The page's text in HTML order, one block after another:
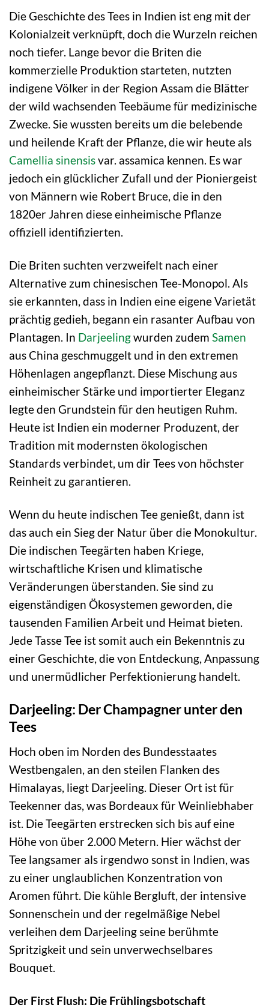
Die Geschichte des Tees in Indien ist eng mit der
Kolonialzeit verknüpft, doch die Wurzeln reichen
noch tiefer. Lange bevor die Briten die
kommerzielle Produktion starteten, nutzten
indigene Völker in der Region Assam die Blätter
der wild wachsenden Teebäume für medizinische
Zwecke. Sie wussten bereits um die belebende
und heilende Kraft der Pflanze, die wir heute als
Camellia sinensisvar. assamica kennen. Es war
jedoch ein glücklicher Zufall und der Pioniergeist
von Männern wie Robert Bruce, die in den
1820er Jahren diese einheimische Pflanze
offiziell identifizierten.
Die Briten suchten verzweifelt nach einer
Alternative zum chinesischen Tee-Monopol. Als
sie erkannten, dass in Indien eine eigene Varietät
prächtig gedieh, begann ein rasanter Aufbau von
Plantagen. In Darjeelingwurden zudem Samen
aus China geschmuggelt und in den extremen
Höhenlagen angepflanzt. Diese Mischung aus
einheimischer Stärke und importierter Eleganz
legte den Grundstein für den heutigen Ruhm.
Heute ist Indien ein moderner Produzent, der
Tradition mit modernsten ökologischen
Standards verbindet, um dir Tees von höchster
Reinheit zu garantieren.
Wenn du heute indischen Tee genießt, dann ist
das auch ein Sieg der Natur über die Monokultur.
Die indischen Teegärten haben Kriege,
wirtschaftliche Krisen und klimatische
Veränderungen überstanden. Sie sind zu
eigenständigen Ökosystemen geworden, die
tausenden Familien Arbeit und Heimat bieten.
Jede Tasse Tee ist somit auch ein Bekenntnis zu
einer Geschichte, die von Entdeckung, Anpassung
und unermüdlicher Perfektionierung handelt.
Darjeeling: Der Champagner unter den
Tees
Hoch oben im Norden des Bundesstaates
Westbengalen, an den steilen Flanken des
Himalayas, liegt Darjeeling. Dieser Ort ist für
Teekenner das, was Bordeaux für Weinliebhaber
ist. Die Teegärten erstrecken sich bis auf eine
Höhe von über 2.000 Metern. Hier wächst der
Tee langsamer als irgendwo sonst in Indien, was
zu einer unglaublichen Konzentration von
Aromen führt. Die kühle Bergluft, der intensive
Sonnenschein und der regelmäßige Nebel
verleihen dem Darjeeling seine berühmte
Spritzigkeit und sein unverwechselbares
Bouquet.
Der First Flush: Die Frühlingsbotschaft